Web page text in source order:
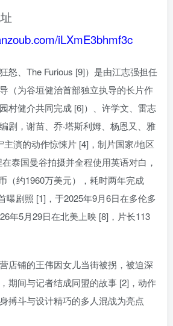
iLXmE3bhmf3c
怒、The Furious [9]）是由江志强担任
（为谷垣健治首部独立执导的长片作
村健介共同完成 [6]）、许学文、雷志
剧，谢苗、乔·塔斯利姆、杨恩又、雅
主演的动作惊悚片 [4]，制片国家/地区
泰国曼谷拍摄并全程使用英语对白，
（约1960万美元），耗时两年完成
曝剧照 [1]，于2025年9月6日在多伦多
年5月29日在北美上映 [8]，片长113
店铺的王伟因女儿当街被拐，被迫深
期间与记者结成同盟的故事 [2]，动作
搏斗与设计精巧的多人混战为亮点